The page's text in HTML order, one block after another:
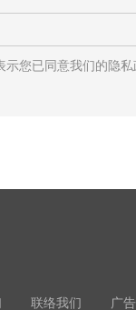
示您已同意我们的隐
联络我们 广